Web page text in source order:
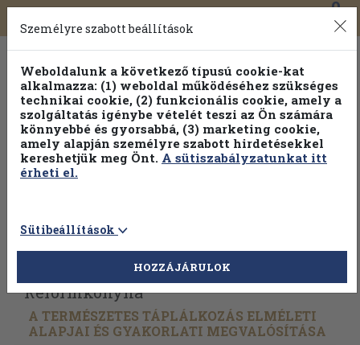
Toggle
navigation
0
Vissza az előző oldalra Válasszon példányt
Reformkonyha
A TERMÉSZETES TÁPLÁLKOZÁS ELMÉLETI
ALAPJAI ÉS GYAKORLATI MEGVALÓSÍTÁSA
Személyre szabott beállítások
Weboldalunk a következő típusú cookie-kat
alkalmazza: (1) weboldal működéséhez szükséges
technikai cookie, (2) funkcionális cookie, amely a
szolgáltatás igénybe vételét teszi az Ön számára
könnyebbé és gyorsabbá, (3) marketing cookie,
amely alapján személyre szabott hirdetésekkel
kereshetjük meg Önt. A sütiszabályzatunkat itt
érheti el.
Sütibeállítások
HOZZÁJÁRULOK